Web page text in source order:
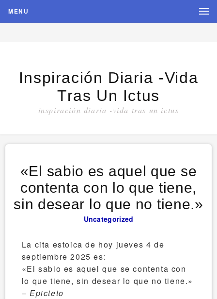
MENU
Inspiración Diaria -vida
Tras Un Ictus
inspiración diaria -vida tras un ictus
«El sabio es aquel que se
contenta con lo que tiene,
sin desear lo que no tiene.»
Uncategorized
La cita estoica de hoy jueves 4 de
septiembre 2025 es:
«El sabio es aquel que se contenta con
lo que tiene, sin desear lo que no tiene.»
– Epicteto